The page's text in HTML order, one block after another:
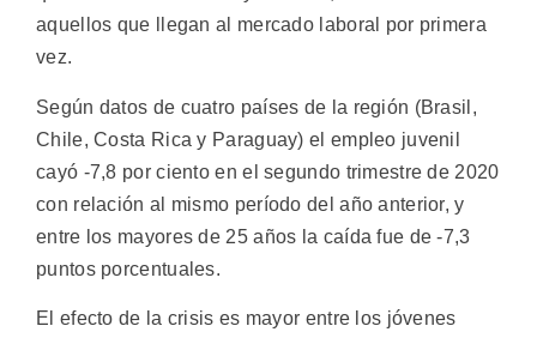
aquellos que llegan al mercado laboral por primera
vez.
Según datos de cuatro países de la región (Brasil,
Chile, Costa Rica y Paraguay) el empleo juvenil
cayó -7,8 por ciento en el segundo trimestre de 2020
con relación al mismo período del año anterior, y
entre los mayores de 25 años la caída fue de -7,3
puntos porcentuales.
El efecto de la crisis es mayor entre los jóvenes